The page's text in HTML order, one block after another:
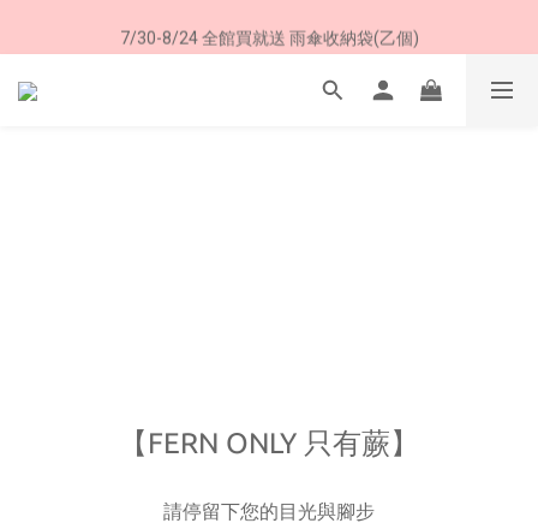
加入LINE好友➤領購物金50元 (現領現用)
7/30-8/24 全館買就送 雨傘收納袋(乙個)
加入LINE好友➤領購物金50元 (現領現用)
【FERN ONLY 只有蕨】
請停留下您的目光與腳步